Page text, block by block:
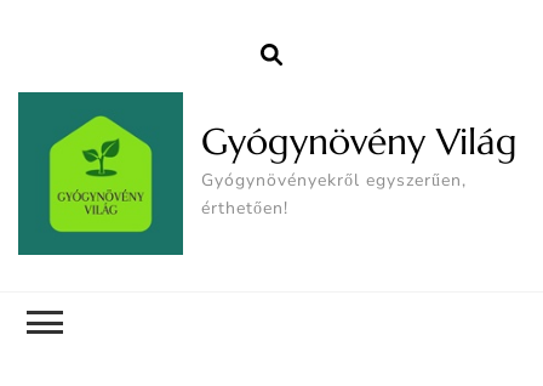
Gyógynövény Világ
Gyógynövényekről egyszerűen,
érthetően!